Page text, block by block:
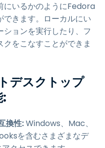
にいるかのようにFedora
きます。ローカルにい
ョンを実行したり、フ
をこなすことができま
デスクトップ
換性:Windows、Mac、
を含むさまざまなデ